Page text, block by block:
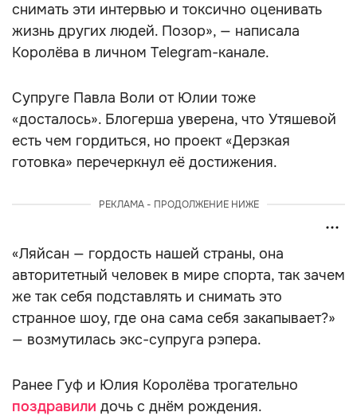
снимать эти интервью и токсично оценивать
жизнь других людей. Позор», — написала
Королёва в личном Telegram-канале.
Супруге Павла Воли от Юлии тоже
«досталось». Блогерша уверена, что Утяшевой
есть чем гордиться, но проект «Дерзкая
готовка» перечеркнул её достижения.
РЕКЛАМА - ПРОДОЛЖЕНИЕ НИЖЕ
«Ляйсан — гордость нашей страны, она
авторитетный человек в мире спорта, так зачем
же так себя подставлять и снимать это
странное шоу, где она сама себя закапывает?»
— возмутилась экс-супруга рэпера.
Ранее Гуф и Юлия Королёва трогательно
поздравили дочь с днём рождения.